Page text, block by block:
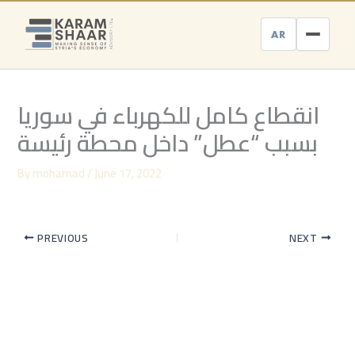
Skip
content
AR
انقطاع كامل للكهرباء في سوريا
بسبب “عطل” داخل محطة رئيسة
Bymohamad/June 17, 2022
PREVIOUS NEXT